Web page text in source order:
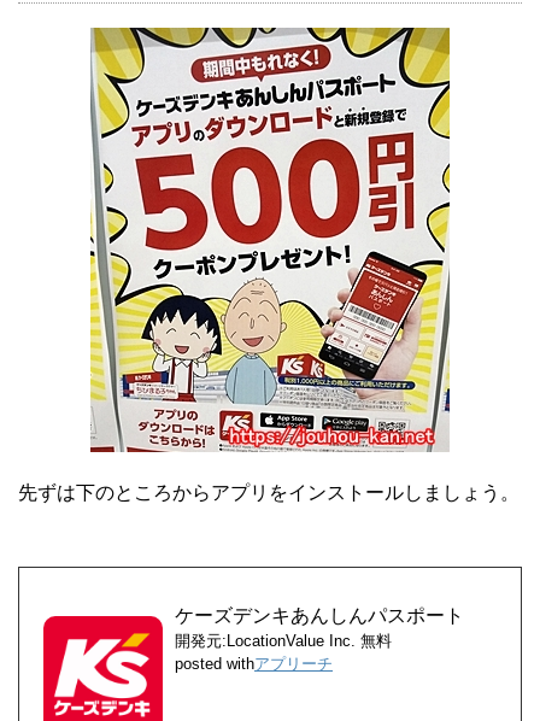
先ずは下のところからアプリをインストールしましょう。
ケーズデンキあんしんパスポート
開発元: LocationValue Inc. 無料
posted withアプリーチ